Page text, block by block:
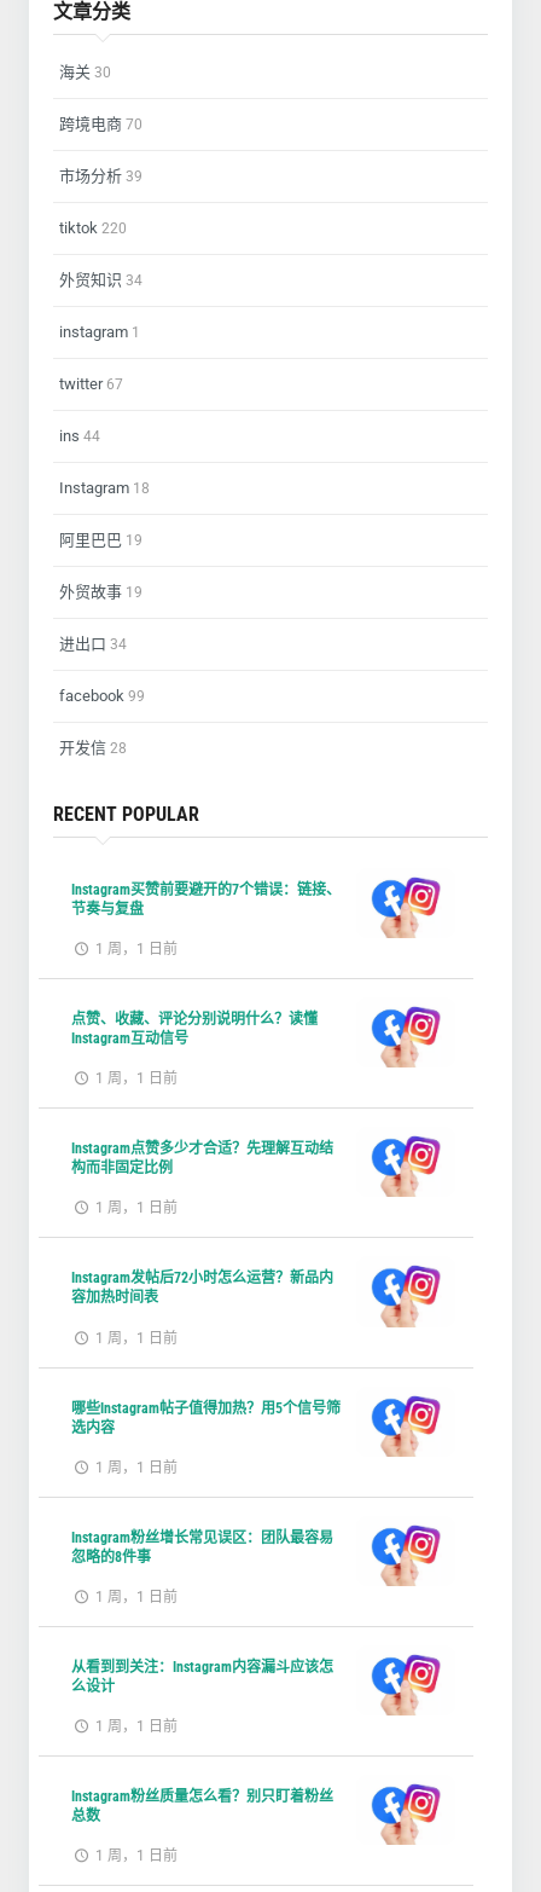
文章分类
海关 30
跨境电商 70
市场分析 39
tiktok 220
外贸知识 34
instagram 1
twitter67
ins 44
Instagram 18
阿里巴巴 19
外贸故事 19
进出口 34
facebook 99
开发信 28
RECENT POPULAR
Instagram买赞前要避开的7个错误：链接、
节奏与复盘
1 周，1 日前
点赞、收藏、评论分别说明什么？读懂
Instagram互动信号
1 周，1 日前
Instagram点赞多少才合适？先理解互动结
构而非固定比例
1 周，1 日前
Instagram发帖后72小时怎么运营？新品内
容加热时间表
1 周，1 日前
哪些Instagram帖子值得加热？用5个信号筛
选内容
1 周，1 日前
Instagram粉丝增长常见误区：团队最容易
忽略的8件事
1 周，1 日前
从看到到关注：Instagram内容漏斗应该怎
么设计
1 周，1 日前
Instagram粉丝质量怎么看？别只盯着粉丝
总数
1 周，1 日前